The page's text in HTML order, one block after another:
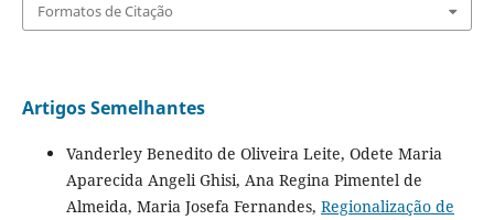
Formatos de Citação
Artigos Semelhantes
Vanderley Benedito de Oliveira Leite, Odete Maria
Aparecida Angeli Ghisi, Ana Regina Pimentel de
Almeida, Maria Josefa Fernandes, Regionalização de